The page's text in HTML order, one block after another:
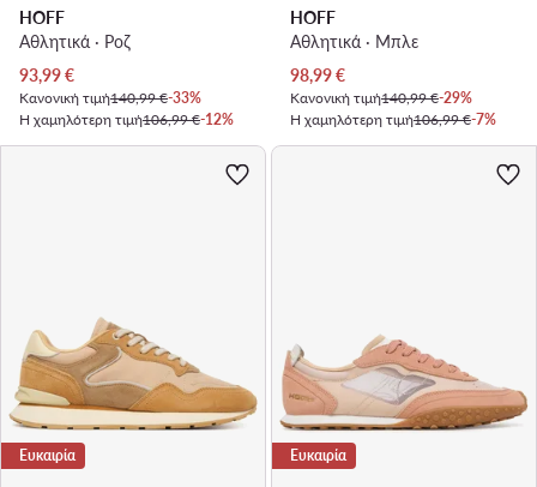
HOFF
Αθλητικά · Ροζ
Τρέχουσα τιμή
93,99€
Κανονική τιμή140,99 €-33%
Η χαμηλότερη τιμή106,99 €-12%
HOFF
Αθλητικά · Μπλε
Τρέχουσα τιμή
98,99€
Κανονική τιμή140,99 €-29%
Η χαμηλότερη τιμή106,99 €-7%
Ευκαιρία Ευκαιρία